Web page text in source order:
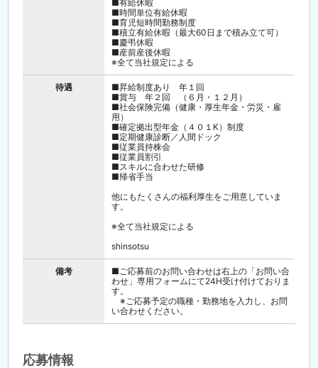
■有給休暇
■時間単位有給休暇
■育児短時間勤務制度
■積立有給休暇（最大60日まで積み立て可）
■慶弔休暇
■産前産後休暇
※全て当社規定による
待遇
■昇給制度あり 年１回
■賞与 年２回 （６月・１２月）
■社会保険完備（健康・厚生年金・労災・雇
用）
■確定拠出型年金（４０１K）制度
■定期健康診断／人間ドック
■従業員持株会
■従業員割引
■スキルに合わせた研修
■帰省手当
他にもたくさんの福利厚生をご用意していま
す。
※全て当社規定による
shinsotsu
備考
■ご応募前のお問い合わせは右上の「お問い合
わせ」専用フォームにて24H受け付けておりま
す。
※ご応募予定の職種・勤務地を入力し、お問
い合わせください。
応募情報